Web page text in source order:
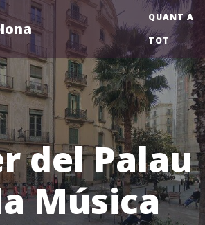
QUANT A
TOT
del Palau
Música